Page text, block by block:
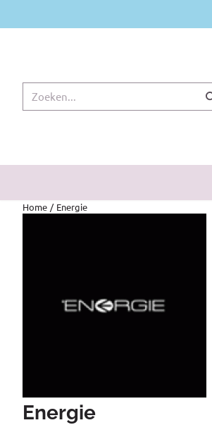
Home / Energie
Energie